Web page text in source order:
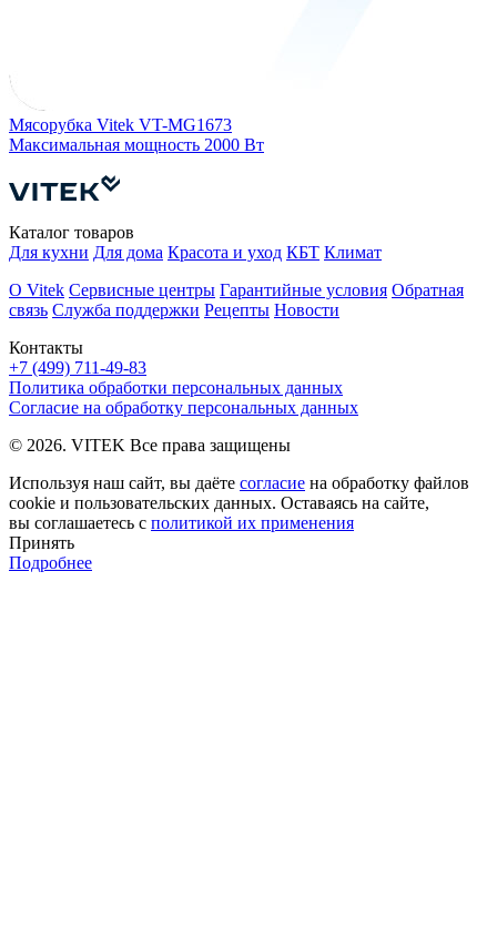
Мясорубка Vitek VT-MG1673
Максимальная мощность 2000 Вт
Контакты
+7 (499) 711-49-83
Каталог товаров
Для кухни Для дома Красота и уход КБТ Климат
О Vitek Сервисные центры Гарантийные условия Обратная
связь Служба поддержки Рецепты Новости
Политика обработки персональных данных
Согласие на обработку персональных данных
© 2026. VITEK Все права защищены
Используя наш сайт, вы даёте согласие на обработку файлов
cookie и пользовательских данных. Оставаясь на сайте,
вы соглашаетесь с политикой их применения
Принять
Подробнее